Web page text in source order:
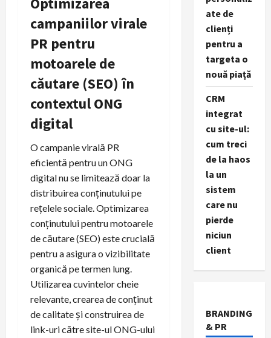
campaniilor virale
PR pentru
motoarele de
căutare (SEO) în
contextul ONG
digital
O campanie virală PR
eficientă pentru un ONG
digital nu se limitează doar la
distribuirea conținutului pe
rețelele sociale. Optimizarea
conținutului pentru motoarele
de căutare (SEO) este crucială
pentru a asigura o vizibilitate
organică pe termen lung.
Utilizarea cuvintelor cheie
relevante, crearea de conținut
de calitate și construirea de
link-uri către site-ul ONG-ului
ate de
clienți
pentru a
targeta o
nouă piață
CRM
integrat
cu site-ul:
cum treci
de la haos
la un
sistem
care nu
pierde
niciun
client
BRANDING
& PR